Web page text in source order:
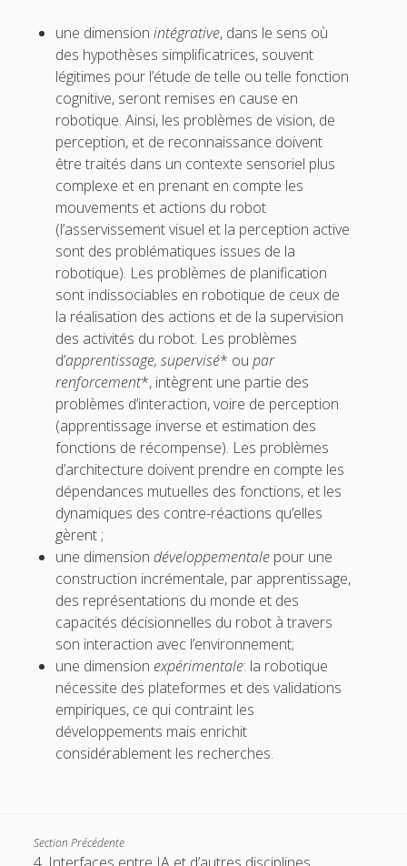
une dimensionintégrative, dans le sens où
des hypothèses simplificatrices, souvent
légitimes pour l’étude de telle ou telle fonction
cognitive, seront remises en cause en
robotique. Ainsi, les problèmes de vision, de
perception, et de reconnaissance doivent
être traités dans un contexte sensoriel plus
complexe et en prenant en compte les
mouvements et actions du robot
(l’asservissement visuel et la perception active
sont des problématiques issues de la
robotique). Les problèmes de planification
sont indissociables en robotique de ceux de
la réalisation des actions et de la supervision
des activités du robot. Les problèmes
d’apprentissage, supervisé* oupar
renforcement*, intègrent une partie des
problèmes d’interaction, voire de perception
(apprentissage inverse et estimation des
fonctions de récompense). Les problèmes
d’architecture doivent prendre en compte les
dépendances mutuelles des fonctions, et les
dynamiques des contre-réactions qu’elles
gèrent ;
une dimensiondéveloppementale pour une
construction incrémentale, par apprentissage,
des représentations du monde et des
capacités décisionnelles du robot à travers
son interaction avec l’environnement;
une dimension expérimentale: la robotique
nécessite des plateformes et des validations
empiriques, ce qui contraint les
développements mais enrichit
considérablement les recherches.
Section Précédente